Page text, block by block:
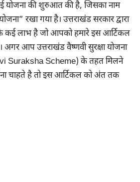
योजना की शुरुआत की है, जिसका नाम
रखा गया है। उत्तराखंड सरकार द्वारा
कई लाभ है जो आपको हमारे इस आर्टिकल
आप उत्तराखंड वैष्णवी सुरक्षा योजना
Suraksha Scheme) के तहत मिलने
चाहते है तो इस आर्टिकल को अंत तक